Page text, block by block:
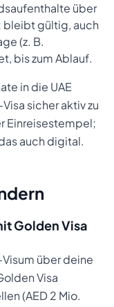
über
bleibt gültig, auch
(z. B.
bis zum Ablauf.
in die UAE
sicher aktiv zu
Einreisestempel;
auch digital.
Golden Visa
über deine
Visa
(AED 2 Mio.